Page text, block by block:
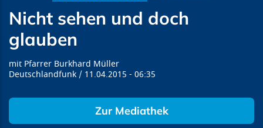
Nicht sehen und doch
glauben
Pfarrer Burkhard Müller
Deutschlandfunk
11.04.2015 06:35
Zur Mediathek